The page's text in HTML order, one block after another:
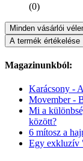
(0)
Minden vásárlói
A termék értékelése
Magazinunkból:
Karácsony -
Movember -
Mi a
között?
6 mítosz a
Egy exkluzív